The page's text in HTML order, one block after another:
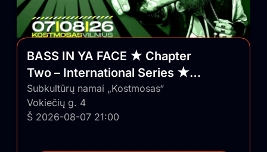
BASS IN YA FACE ★ Chapter
Two – International Series ★
Vilnius/Lithuania
Subkultūrų namai „Kostmosas“
Vokiečių g. 4
Š 2026-08-07 21:00